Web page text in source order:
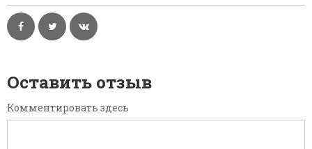
Оставить отзыв
Комментировать здесь